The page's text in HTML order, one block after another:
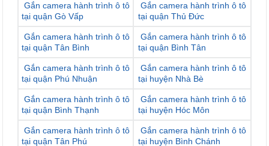
Gắn camera hành trình ô tô
tại quận Gò Vấp
Gắn camera hành trình ô tô
tại quận Thủ Đức
Gắn camera hành trình ô tô
tại quận Tân Bình
Gắn camera hành trình ô tô
tại quận Bình Tân
Gắn camera hành trình ô tô
tại quận Phú Nhuận
Gắn camera hành trình ô tô
tại huyện Nhà Bè
Gắn camera hành trình ô tô
tại quận Bình Thạnh
Gắn camera hành trình ô tô
tại huyện Hóc Môn
Gắn camera hành trình ô tô
tại quận Tân Phú
Gắn camera hành trình ô tô
tại huyện Bình Chánh